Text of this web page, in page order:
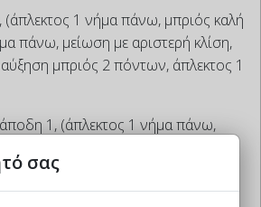
1 νήμα πάνω, μπριός καλή
πάνω, μείωση με αριστερή κλίση,
μπριός 2 πόντων, άπλεκτος 1
1, (άπλεκτος 1 νήμα πάνω,
σας